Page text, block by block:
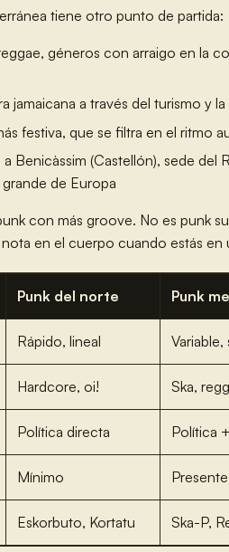
tiene otro punto de partida:
géneros con arraigo en la
jamaicana a través del turismo y
festiva, que se filtra en el ritmo
Benicàssim (Castellón), sede del
de Europa
con más groove. No es punk
en el cuerpo cuando estás
Punk del norte Punk
Rápido, lineal
Hardcore, oi! Ska,
Política directa Política
Mínimo Presente
Eskorbuto, Kortatu Ska-P,